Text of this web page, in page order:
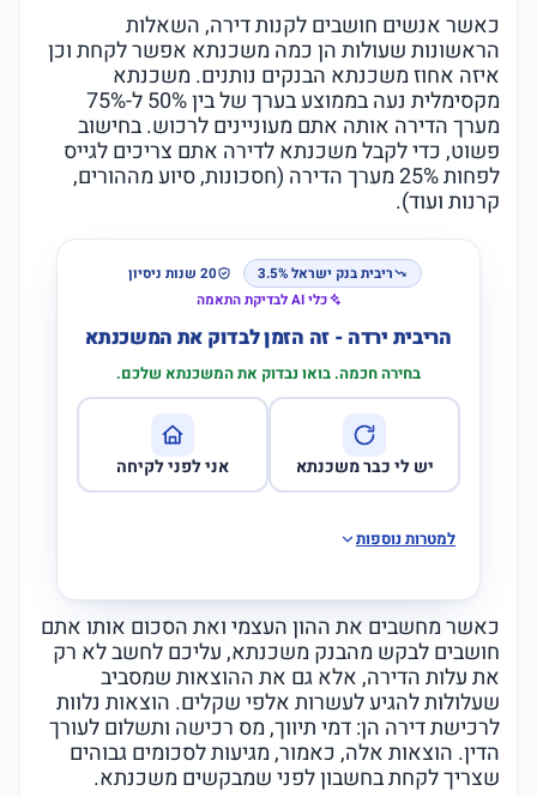
כאשר אנשים חושבים לקנות דירה, השאלות
הראשונות שעולות הן כמה משכנתא אפשר לקחת וכן
איזה אחוז משכנתא הבנקים נותנים. משכנתא
מקסימלית נעה בממוצע בערך של בין 50% ל-75%
מערך הדירה אותה אתם מעוניינים לרכוש. בחישוב
פשוט, כדי לקבל משכנתא לדירה אתם צריכים לגייס
לפחות 25% מערך הדירה (חסכונות, סיוע מההורים,
קרנות ועוד).
ריבית בנק ישראל 3.5%
20 שנות ניסיון
כלי AI לבדיקת התאמה
הריבית ירדה - זה הזמן לבדוק את המשכנתא
בחירה חכמה. בואו נבדוק את המשכנתא שלכם.
יש לי כבר משכנתא אני לפני לקיחה
למטרות נוספות
כאשר מחשבים את ההון העצמי ואת הסכום אותו אתם
חושבים לבקש מהבנק משכנתא, עליכם לחשב לא רק
את עלות הדירה, אלא גם את ההוצאות שמסביב
שעלולות להגיע לעשרות אלפי שקלים. הוצאות נלוות
לרכישת דירה הן: דמי תיווך, מס רכישה ותשלום לעורך
הדין. הוצאות אלה, כאמור, מגיעות לסכומים גבוהים
שצריך לקחת בחשבון לפני שמבקשים משכנתא.